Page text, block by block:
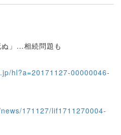
」…相続問題も
hl?a=20171127-00000046-
171127/lif1711270004-